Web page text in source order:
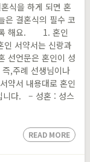
식을 하게 되면 혼
은 결혼식의 필수 코
록 해요. 1. 혼인
서약서는 신랑과
선언문은 혼인이 성
,주례 선생님이나
약서 내용대로 혼인
니다. – 성혼 : 성스
READ MORE